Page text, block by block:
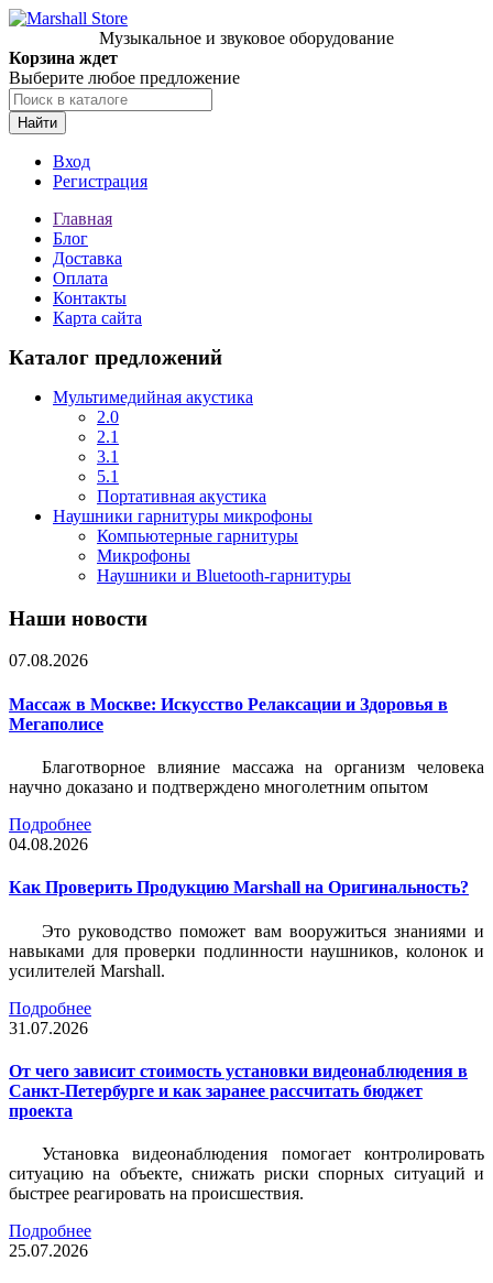
Музыкальное и звуковое оборудование
Корзина ждет
Выберите любое предложение
Найти
Вход
Регистрация
Главная
Блог
Доставка
Оплата
Контакты
Карта сайта
Каталог предложений
Мультимедийная акустика
2.0
2.1
3.1
5.1
Портативная акустика
Наушники гарнитуры микрофоны
Компьютерные гарнитуры
Микрофоны
Наушники и Bluetooth-гарнитуры
Наши новости
07.08.2026
Массаж в Москве: Искусство Релаксации и Здоровья в
Мегаполисе
Благотворное влияние массажа на организм человека
научно доказано и подтверждено многолетним опытом
Подробнее
04.08.2026
Как Проверить Продукцию Marshall на Оригинальность?
Это руководство поможет вам вооружиться знаниями и
навыками для проверки подлинности наушников, колонок и
усилителей Marshall.
Подробнее
31.07.2026
От чего зависит стоимость установки видеонаблюдения в
Санкт-Петербурге и как заранее рассчитать бюджет
проекта
Установка видеонаблюдения помогает контролировать
ситуацию на объекте, снижать риски спорных ситуаций и
быстрее реагировать на происшествия.
Подробнее
25.07.2026